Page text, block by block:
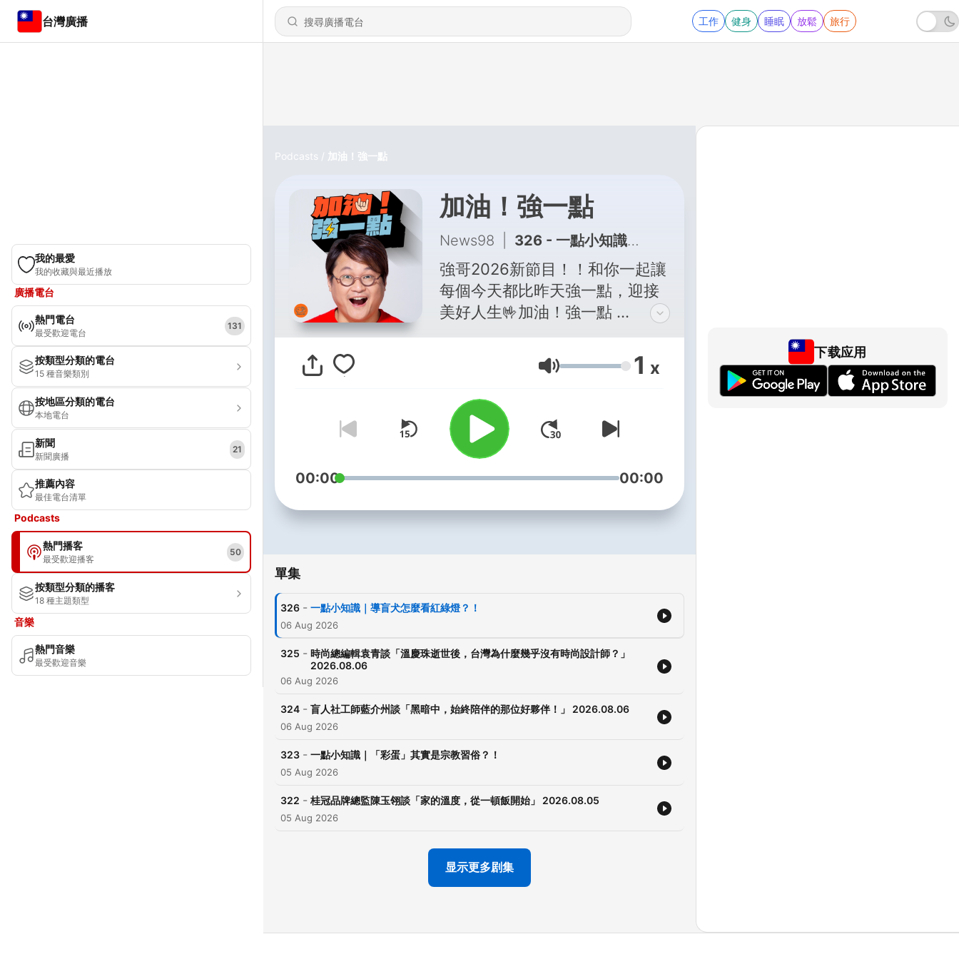
台灣廣播 工作 健身 睡眠 放鬆 旅行
我的最愛
我的收藏與最近播放
廣播電台
熱門電台
最受歡迎電台
131
按類型分類的電台
15 種音樂類別
按地區分類的電台
本地電台
新聞
新聞廣播
21
推薦內容
最佳電台清單
Podcasts
熱門播客
最受歡迎播客
50
按類型分類的播客
18 種主題類型
音樂
熱門音樂
最受歡迎音樂
Podcasts 加油！強一點
加油！強一點
News98 326 - 一點小知識｜導盲犬怎麼看紅綠燈？！
強哥2026新節目！！和你一起讓
每個今天都比昨天強一點，迎接
美好人生🤟加油！強一點
Powered by
Firstory Hosting
音量 1 x
00:00 00:00
單集
326 - 一點小知識｜導盲犬怎麼看紅綠燈？！
06 Aug 2026
325 - 時尚總編輯袁青談「溫慶珠逝世後，台灣為什麼幾乎沒有時尚設計師？」
2026.08.06
06 Aug 2026
324 - 盲人社工師藍介州談「黑暗中，始終陪伴的那位好夥伴！」 2026.08.06
06 Aug 2026
323 - 一點小知識｜「彩蛋」其實是宗教習俗？！
05 Aug 2026
322 - 桂冠品牌總監陳玉翎談「家的溫度，從一頓飯開始」 2026.08.05
05 Aug 2026
显示更多剧集
下载应用